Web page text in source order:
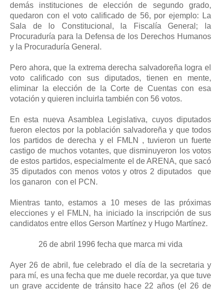
demás instituciones de elección de segundo grado,
quedaron con el voto calificado de 56, por ejemplo: La
Sala de lo Constitucional, la Fiscalía General; la
Procuraduría para la Defensa de los Derechos Humanos
y la Procuraduría General.
Pero ahora, que la extrema derecha salvadoreña logra el
voto calificado con sus diputados, tienen en mente,
eliminar la elección de la Corte de Cuentas con esa
votación y quieren incluirla también con 56 votos.
En esta nueva Asamblea Legislativa, cuyos diputados
fueron electos por la población salvadoreña y que todos
los partidos de derecha y el FMLN , tuvieron un fuerte
castigo de muchos votantes, que disminuyeron los votos
de estos partidos, especialmente el de ARENA, que sacó
35 diputados con menos votos y otros 2 diputados
que
los ganaron con el PCN.
Mientras tanto, estamos a 10 meses de las próximas
elecciones y el FMLN, ha iniciado la inscripción de sus
candidatos entre ellos Gerson Martínez y Hugo Martínez.
26 de abril 1996 fecha que marca mi vida
Ayer 26 de abril, fue celebrado el día de la secretaria y
para mí, es una fecha que me duele recordar, ya que tuve
un grave accidente de tránsito hace 22 años (el 26 de